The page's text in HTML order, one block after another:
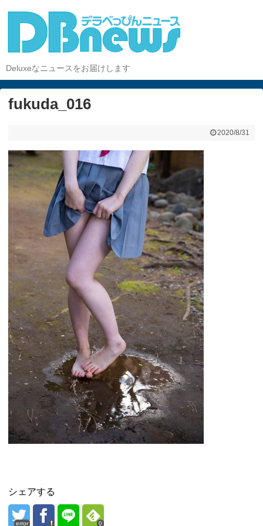
Deluxeなニュースをお届けします
fukuda_016
2020/8/31
シェアする
error 0